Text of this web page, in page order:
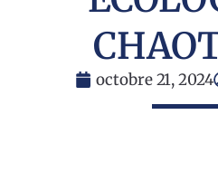
octobre 21, 2024